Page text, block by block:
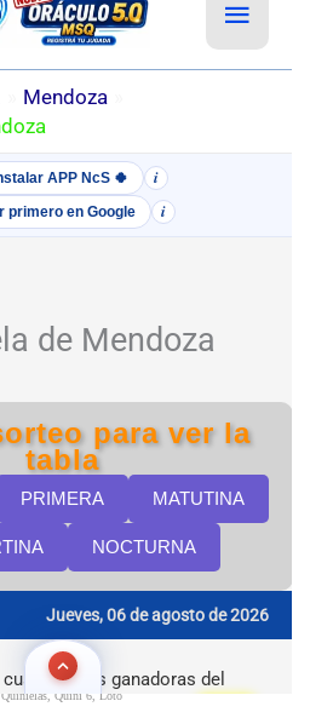
Quinielas, Quini 6, Loto